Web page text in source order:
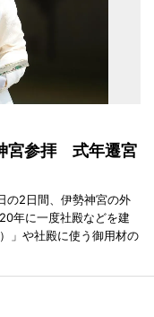
宮参拝 式年遷宮
の2日間、伊勢神宮の外
年に一度社殿などを建
」や社殿に使う御用材の